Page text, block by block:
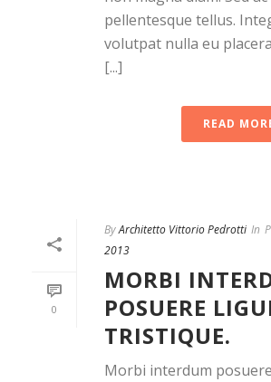
pellentesque tellus.
volutpat nulla eu
[...]
READ
0
ByArchitetto Vittorio Pedrotti In
2013
MORBI
POSUERE
TRISTIQUE.
Morbi interdum